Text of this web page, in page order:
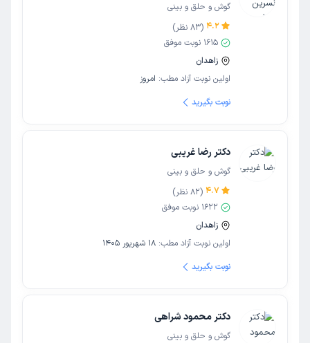
گوش و حلق و بینی
4.2
(
83 نظر)
1615 نوبت موفق
زاهدان
اولین نوبت آزاد مطب: امروز
نوبت بگیرید
دکتر رضا غریبی
گوش و حلق و بینی
4.7
(
82 نظر)
1622 نوبت موفق
زاهدان
اولین نوبت آزاد مطب: 18 شهریور 1405
نوبت بگیرید
دکتر محمود شراهی
گوش و حلق و بینی